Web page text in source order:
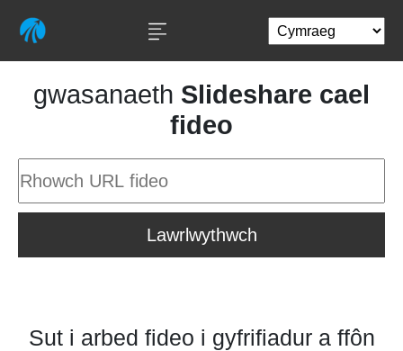
gwasanaeth Slideshare cael
fideo
Lawrlwythwch
Sut i arbed fideo i gyfrifiadur a ffôn